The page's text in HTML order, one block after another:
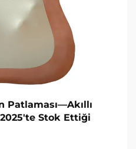
Patlaması—Akıllı
Stok Ettiği